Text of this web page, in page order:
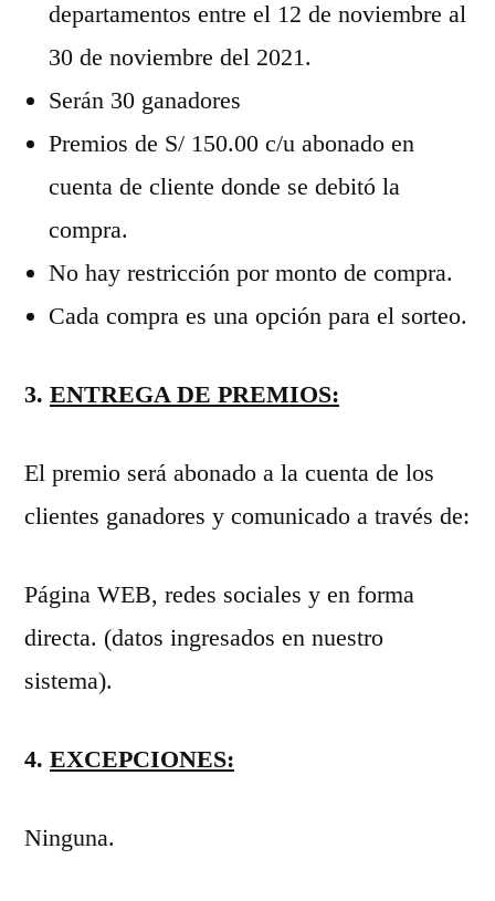
departamentos entre el 12 de noviembre al
30 de noviembre del 2021.
Serán 30 ganadores
Premios de S/ 150.00 c/u abonado en
cuenta de cliente donde se debitó la
compra.
No hay restricción por monto de compra.
Cada compra es una opción para el sorteo.
3. ENTREGA DE PREMIOS:
El premio será abonado a la cuenta de los
clientes ganadores y comunicado a través de:
Página WEB, redes sociales y en forma
directa. (datos ingresados en nuestro
sistema).
4. EXCEPCIONES:
Ninguna.